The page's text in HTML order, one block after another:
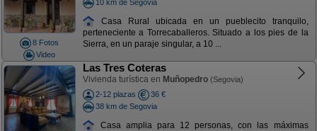
8 Fotos
Video
10 km de Segovia
Casa Rural ubicada en un pueblecito tranquilo,
perteneciente a Torrecaballeros. Situado a los pies de la
Sierra, en un paraje singular, a 10 ...
Las Tres Coteras
Vivienda turística en Muñopedro (Segovia)
2-12 plazas
36 €
38 km de Segovia
Casa amplia para 12 personas, con las máximas